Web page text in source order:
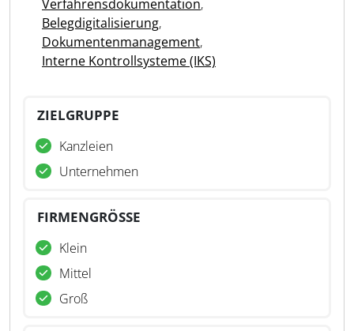
Verfahrensdokumentation,
Belegdigitalisierung,
Dokumentenmanagement,
Interne Kontrollsysteme (IKS)
ZIELGRUPPE
Kanzleien
Unternehmen
FIRMENGRÖSSE
Klein
Mittel
Groß